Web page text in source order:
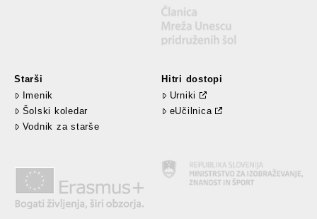
Starši
Imenik
Šolski koledar
Vodnik za starše
Hitri dostopi
Urniki
eUčilnica